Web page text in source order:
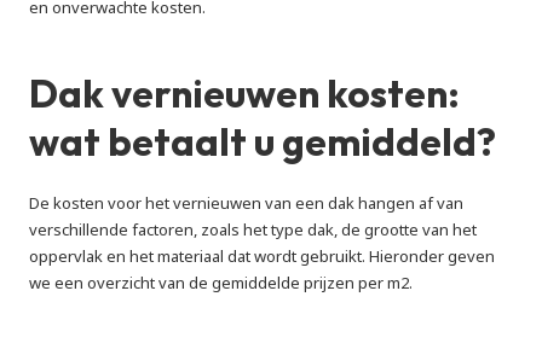
en onverwachte kosten.
Dak vernieuwen kosten:
wat betaalt u gemiddeld?
De kosten voor het vernieuwen van een dak hangen af van
verschillende factoren, zoals het type dak, de grootte van het
oppervlak en het materiaal dat wordt gebruikt. Hieronder geven
we een overzicht van de gemiddelde prijzen per m2.